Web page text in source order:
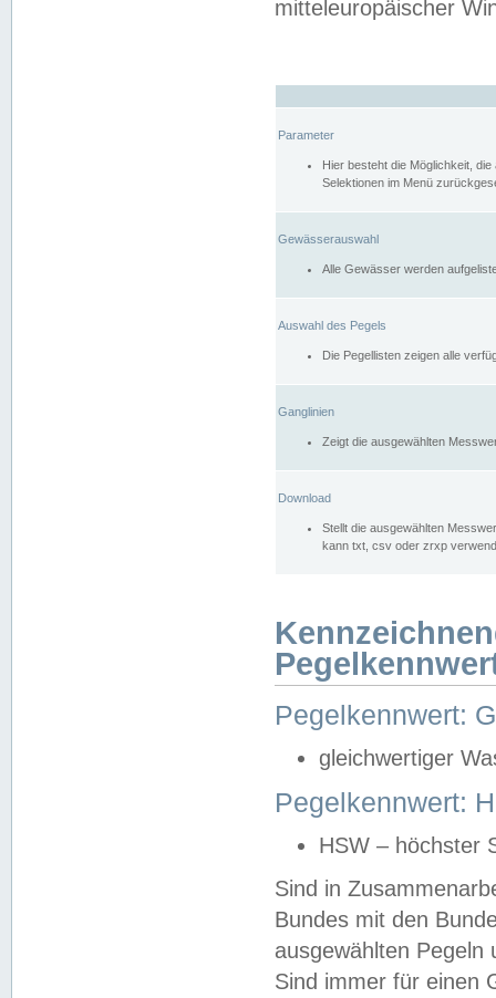
mitteleuropäischer
Parameter
Hier besteht die Möglichkeit,
Selektionen im Menü
Gewässerauswahl
Alle Gewässer werden
Auswahl des Pegels
Die Pegellisten zeigen alle
Ganglinien
Zeigt die ausgewählten
Download
Stellt die ausgewählten
kann txt, csv oder zrxp
Pegelkennwert:
gleichwertiger
Pegelkennwert:
HSW – höchster
Sind in
Bundes mit den
ausgewählten
Sind immer für einen